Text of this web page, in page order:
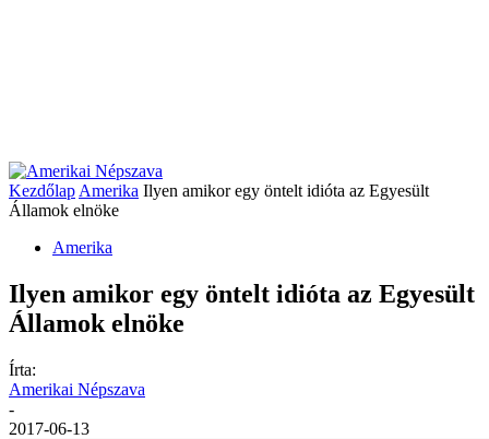
Kezdőlap Amerika Ilyen amikor egy öntelt idióta az Egyesült
Államok elnöke
Amerika
Ilyen amikor egy öntelt idióta az Egyesült
Államok elnöke
Írta:
Amerikai Népszava
-
2017-06-13